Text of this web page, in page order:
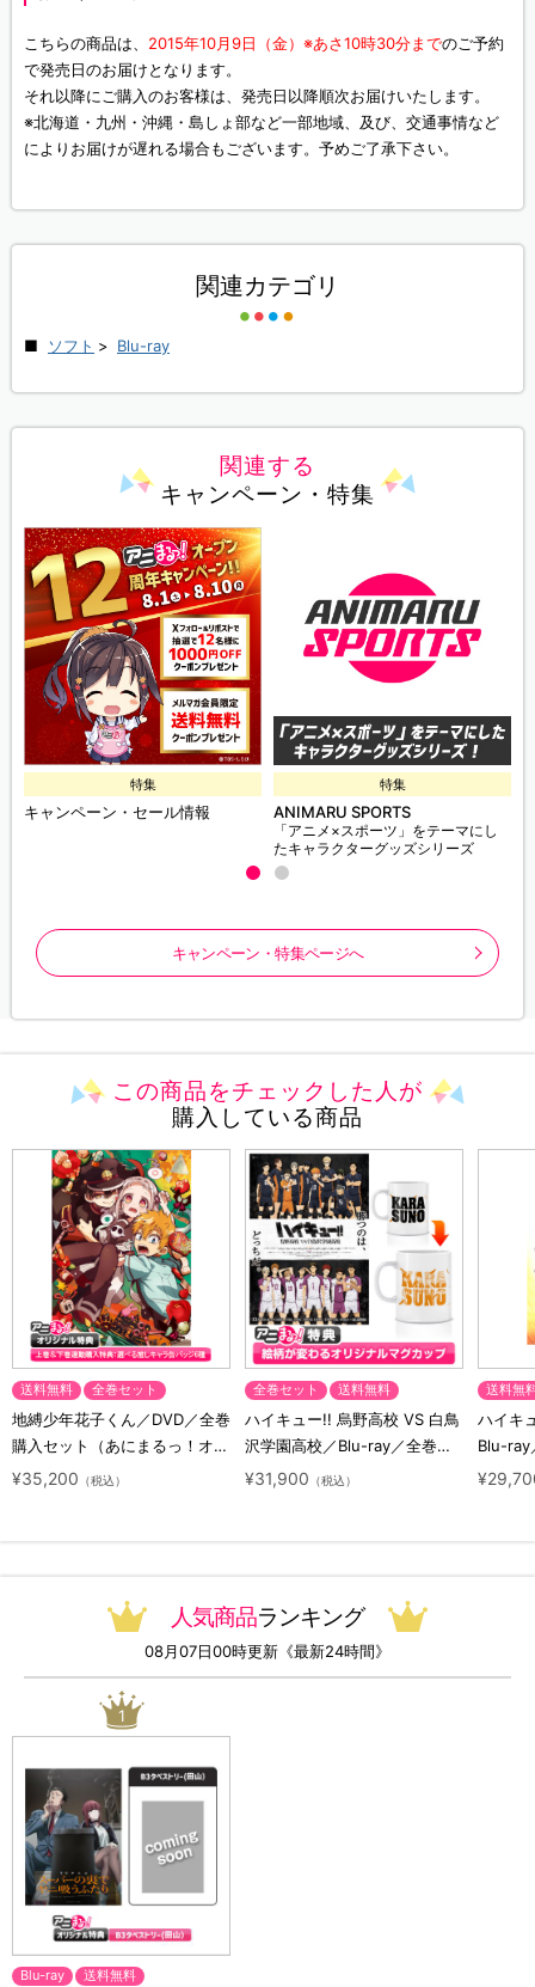
こちらの商品は、 2015年10月9日（金）※あさ10時30分までのご予約
で発売日のお届けとなります。
それ以降にご購入のお客様は、発売日以降順次お届けいたします。
※北海道・九州・沖縄・島しょ部など一部地域、及び、交通事情など
によりお届けが遅れる場合もございます。予めご了承下さい。
関連カテゴリ
ソフト > Blu-ray
関連する
キャンペーン・特集
特集
キャンペーン・セール情報
特集
ANIMARU SPORTS
「アニメ×スポーツ」をテーマにし
たキャラクターグッズシリーズ
キャンペーン・特集ページへ
この商品をチェックした人が
購入している商品
送料無料 全巻セット
地縛少年花子くん／DVD／全巻
購入セット（あにまるっ！オリ
ジナル特典付き・送料無料）
¥35,200 （税込）
全巻セット 送料無料
ハイキュー!! 烏野高校 VS 白鳥
沢学園高校／Blu-ray／全巻セ
ット（初回生産限定・アニまる
¥31,900 （税込）
送料無
ハイキ
Blu-ray
ト（初
人気商品ランキング
08月07日00時更新《最新24時間》
1
Blu-ray 送料無料